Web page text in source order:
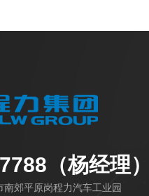
（杨经理）
郊平原岗程力汽车工业园